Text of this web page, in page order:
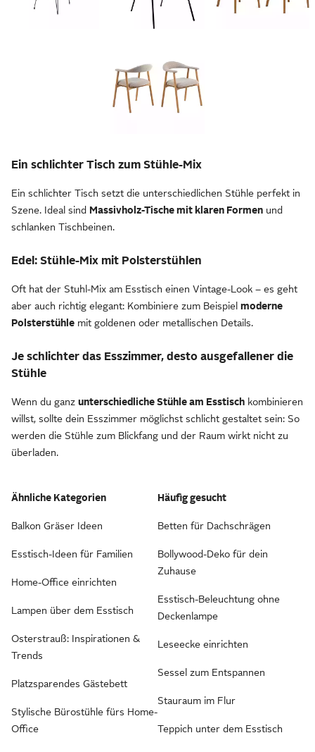
Ein schlichter Tisch zum Stühle-Mix
Ein schlichter Tisch setzt die unterschiedlichen Stühle perfekt in
Szene. Ideal sind Massivholz-Tische mit klaren Formen und
schlanken Tischbeinen.
Edel: Stühle-Mix mit Polsterstühlen
Oft hat der Stuhl-Mix am Esstisch einen Vintage-Look – es geht
aber auch richtig elegant: Kombiniere zum Beispiel moderne
Polsterstühle mit goldenen oder metallischen Details.
Je schlichter das Esszimmer, desto ausgefallener die
Stühle
Wenn du ganz unterschiedliche Stühle am Esstisch kombinieren
willst, sollte dein Esszimmer möglichst schlicht gestaltet sein: So
werden die Stühle zum Blickfang und der Raum wirkt nicht zu
überladen.
Ähnliche Kategorien
Balkon Gräser Ideen
Esstisch-Ideen für Familien
Home-Office einrichten
Lampen über dem Esstisch
Osterstrauß: Inspirationen &
Trends
Platzsparendes Gästebett
Stylische Bürostühle fürs Home-
Office
Häufig gesucht
Betten für Dachschrägen
Bollywood-Deko für dein
Zuhause
Esstisch-Beleuchtung ohne
Deckenlampe
Leseecke einrichten
Sessel zum Entspannen
Stauraum im Flur
Teppich unter dem Esstisch